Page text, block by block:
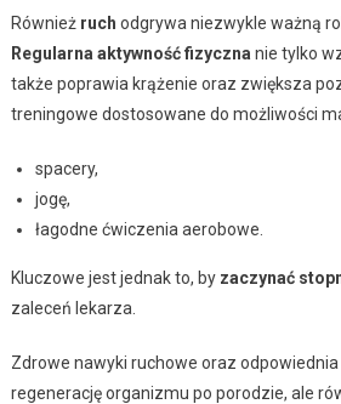
Również ruch odgrywa niezwykle ważną
Regularna aktywność fizyczna nie tylko
także poprawia krążenie oraz zwiększa
treningowe dostosowane do możliwości
spacery,
jogę,
łagodne ćwiczenia aerobowe.
Kluczowe jest jednak to, by zaczynać
zaleceń lekarza.
Zdrowe nawyki ruchowe oraz
regenerację organizmu po porodzie, ale